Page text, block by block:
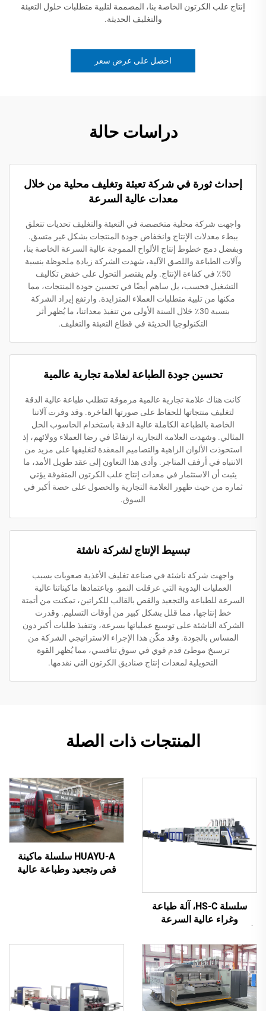
إنتاج علب الكرتون الخاصة بنا، المصممة لتلبية متطلبات حلول التعبئة
والتغليف الحديثة.
احصل على عرض سعر
دراسات حالة
إحداث ثورة في شركة تعبئة وتغليف محلية من خلال
معدات عالية السرعة
واجهت شركة محلية متخصصة في التعبئة والتغليف تحديات تتعلق
ببطء معدلات الإنتاج وانخفاض جودة المنتجات بشكل غير متسق.
وبفضل دمج خطوط إنتاج الألواح المموجة عالية السرعة الخاصة بنا،
وآلات الطباعة واللصق الآلية، شهدت الشركة زيادة ملحوظة بنسبة
50٪ في كفاءة الإنتاج. ولم يقتصر التحول على خفض تكاليف
التشغيل فحسب، بل ساهم أيضًا في تحسين جودة المنتجات، مما
مكنها من تلبية متطلبات العملاء المتزايدة. وارتفع إيراد الشركة
بنسبة 30٪ خلال السنة الأولى من تنفيذ معداتنا، ما يُظهر أثر
التكنولوجيا الحديثة في قطاع التعبئة والتغليف.
تحسين جودة الطباعة لعلامة تجارية عالمية
كانت هناك علامة تجارية عالمية مرموقة تتطلب طباعة عالية الدقة
لتغليف منتجاتها للحفاظ على صورتها الفاخرة. وقد وفرت آلاتنا
الخاصة بالطباعة الكاملة عالية الدقة باستخدام الحاسوب الحل
المثالي. وشهدت العلامة التجارية ارتفاعًا في رضا العملاء وولائهم، إذ
استحوذت الألوان الزاهية والتصاميم المعقدة لتغليفها على مزيد من
الانتباه في أرفف المتاجر. وأدى هذا التعاون إلى عقد طويل الأمد، ما
يثبت أن الاستثمار في معدات إنتاج علب الكرتون المتفوقة يؤتي
ثماره من حيث ظهور العلامة التجارية والحصول على حصة أكبر في
السوق.
تبسيط الإنتاج لشركة ناشئة
واجهت شركة ناشئة في صناعة تغليف الأغذية صعوبات بسبب
العمليات اليدوية التي عرقلت النمو. وباعتمادها ماكيناتنا عالية
السرعة للطباعة والتجعيد والقص بالقالب للكراتين، تمكنت من أتمتة
خط إنتاجها، مما قلل بشكل كبير من أوقات التسليم. وقدرت
الشركة الناشئة على توسيع عملياتها بسرعة، وتنفيذ طلبات أكبر دون
المساس بالجودة. وقد مكّن هذا الإجراء الاستراتيجي الشركة من
ترسيخ موطئ قدم قوي في سوق تنافسي، مما يُظهر القوة
التحويلية لمعدات إنتاج صناديق الكرتون التي نقدمها.
المنتجات ذات الصلة
سلسلة HS-C، آلة طباعة
وغراء عالية السرعة
تلقائية
HUAYU-A سلسلة ماكينة
قص وتجعيد وطباعة عالية